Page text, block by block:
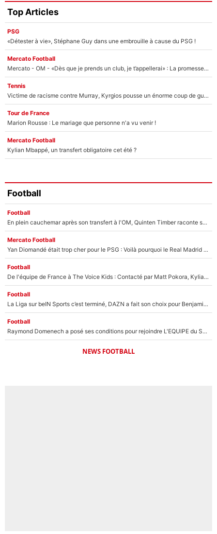
Top Articles
PSG
«Détester à vie», Stéphane Guy dans une embrouille à cause du PSG !
Mercato Football
Mercato - OM - «Dès que je prends un club, je t’appellerai» : La promesse de Marcelino au moment de claquer la porte
Tennis
Victime de racisme contre Murray, Kyrgios pousse un énorme coup de gueule !
Tour de France
Marion Rousse : Le mariage que personne n'a vu venir !
Mercato Football
Kylian Mbappé, un transfert obligatoire cet été ?
Football
Football
En plein cauchemar après son transfert à l'OM, Quinten Timber raconte ses doutes après sa signature à Marseille
Mercato Football
Yan Diomandé était trop cher pour le PSG : Voilà pourquoi le Real Madrid a accepté de payer la somme record de 140M€ pour boucler son transfert !
Football
De l'équipe de France à The Voice Kids : Contacté par Matt Pokora, Kylian Mbappé a accepté de jouer un rôle inédit sur TF1 !
Football
La Liga sur beIN Sports c’est terminé, DAZN a fait son choix pour Benjamin Da Silva et Omar Da Fonseca !
Football
Raymond Domenech a posé ses conditions pour rejoindre L'EQUIPE du Soir : Il refuse de faire l'émission avec un autre chroniqueur !
NEWS FOOTBALL